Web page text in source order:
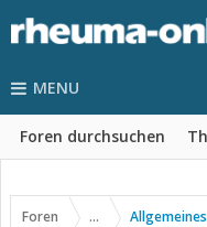
MENU
Foren durchsuchen
Foren ...